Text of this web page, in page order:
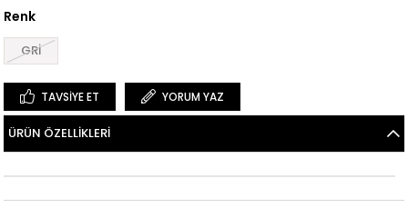
Renk
GRİ
TAVSIYE ET YORUM YAZ
ÜRÜN ÖZELLIKLERI